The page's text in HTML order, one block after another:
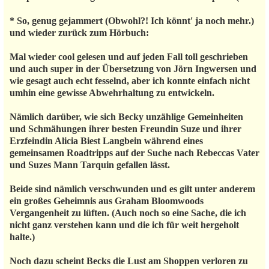
* So, genug gejammert (Obwohl?! Ich könnt' ja noch mehr.)
und wieder zurück zum Hörbuch:
Mal wieder cool gelesen und auf jeden Fall toll geschrieben
und auch super in der Übersetzung von Jörn Ingwersen und
wie gesagt auch echt fesselnd, aber ich konnte einfach nicht
umhin eine gewisse Abwehrhaltung zu entwickeln.
Nämlich darüber, wie sich Becky unzählige Gemeinheiten
und Schmähungen ihrer besten Freundin Suze und ihrer
Erzfeindin Alicia Biest Langbein während eines
gemeinsamen Roadtripps auf der Suche nach Rebeccas Vater
und Suzes Mann Tarquin gefallen lässt.
Beide sind nämlich verschwunden und es gilt unter anderem
ein großes Geheimnis aus Graham Bloomwoods
Vergangenheit zu lüften. (Auch noch so eine Sache, die ich
nicht ganz verstehen kann und die ich für weit hergeholt
halte.)
Noch dazu scheint Becks die Lust am Shoppen verloren zu